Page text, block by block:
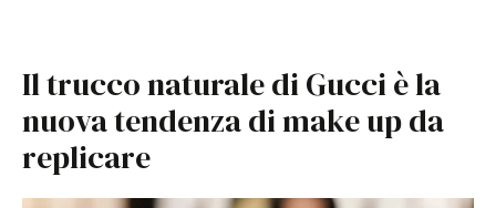
Il trucco naturale di Gucci è la
nuova tendenza di make up da
replicare